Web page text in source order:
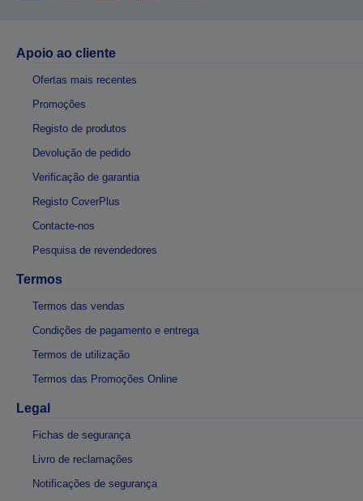
Apoio ao cliente
Ofertas mais recentes
Promoções
Registo de produtos
Devolução de pedido
Verificação de garantia
Registo CoverPlus
Contacte-nos
Pesquisa de revendedores
Termos
Termos das vendas
Condições de pagamento e entrega
Termos de utilização
Termos das Promoções Online
Legal
Fichas de segurança
Livro de reclamações
Notificações de segurança